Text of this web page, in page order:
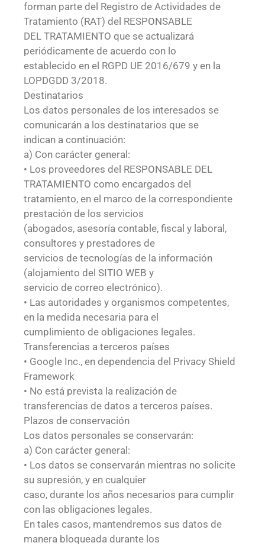
forman parte del Registro de Actividades de
Tratamiento (RAT) del RESPONSABLE
DEL TRATAMIENTO que se actualizará
periódicamente de acuerdo con lo
establecido en el RGPD UE 2016/679 y en la
LOPDGDD 3/2018.
Destinatarios
Los datos personales de los interesados se
comunicarán a los destinatarios que se
indican a continuación:
a) Con carácter general:
• Los proveedores del RESPONSABLE DEL
TRATAMIENTO como encargados del
tratamiento, en el marco de la correspondiente
prestación de los servicios
(abogados, asesoría contable, fiscal y laboral,
consultores y prestadores de
servicios de tecnologías de la información
(alojamiento del SITIO WEB y
servicio de correo electrónico).
• Las autoridades y organismos competentes,
en la medida necesaria para el
cumplimiento de obligaciones legales.
Transferencias a terceros países
• Google Inc., en dependencia del Privacy Shield
Framework
• No está prevista la realización de
transferencias de datos a terceros países.
Plazos de conservación
Los datos personales se conservarán:
a) Con carácter general:
• Los datos se conservarán mientras no solicite
su supresión, y en cualquier
caso, durante los años necesarios para cumplir
con las obligaciones legales.
En tales casos, mantendremos sus datos de
manera bloqueada durante los